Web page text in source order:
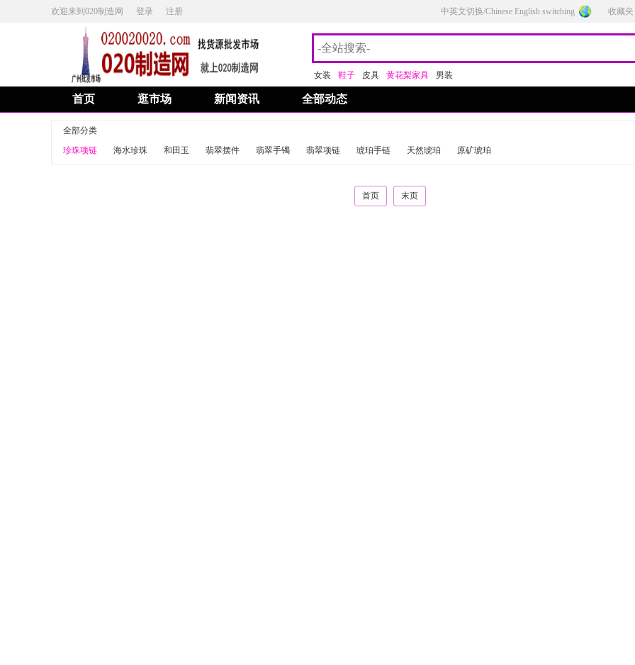
欢迎来到020制造网 登录 注册 中英文切换/Chinese English switching 收藏夹
女装 鞋子 皮具 黄花梨家具 男装
首页 逛市场 新闻资讯 全部动态
全部分类
珍珠项链
海水珍珠 和田玉 翡翠摆件 翡翠手镯 翡翠项链 琥珀手链 天然琥珀 原矿琥珀
首页 末页